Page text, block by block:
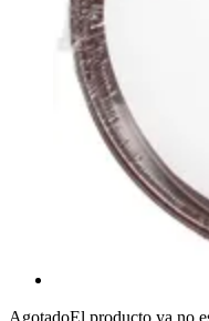
AgotadoEl producto ya no